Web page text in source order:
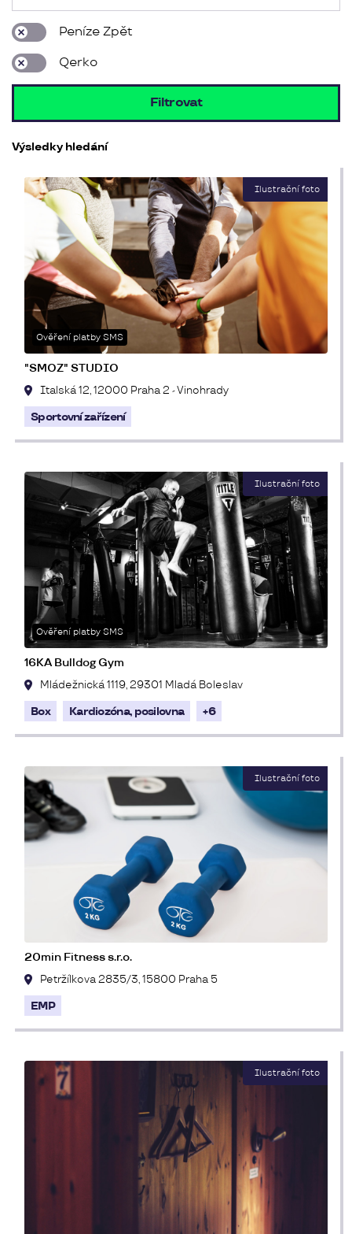
Peníze Zpět
Qerko
Filtrovat
Výsledky hledání
Ověření platby SMS
"SMOZ" STUDIO
Italská 12, 12000 Praha 2 - Vinohrady
Sportovní zařízení
Ověření platby SMS
16KA Bulldog Gym
Mládežnická 1119, 29301 Mladá Boleslav
Box Kardiozóna, posilovna +6
20min Fitness s.r.o.
Petržílkova 2835/3, 15800 Praha 5
EMP